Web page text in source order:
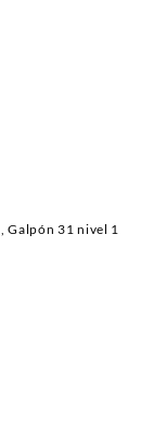
, Galpón 31 nivel 1